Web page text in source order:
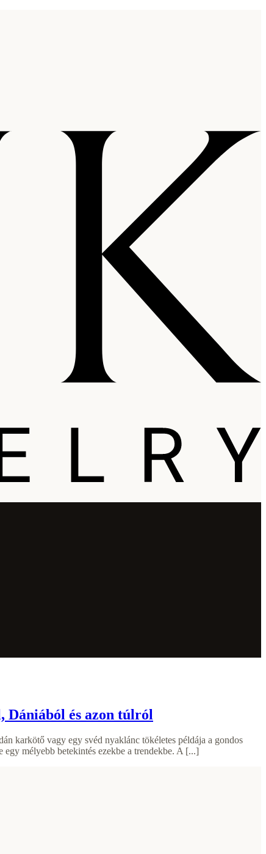
Dániából és azon túlról
karkötő vagy egy svéd nyaklánc tökéletes példája a gondos
egy mélyebb betekintés ezekbe a trendekbe. A [...]